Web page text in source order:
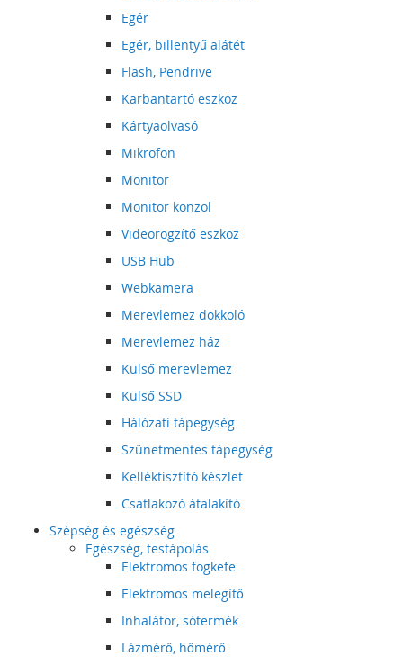
Egér
Egér, billentyű alátét
Flash, Pendrive
Karbantartó eszköz
Kártyaolvasó
Mikrofon
Monitor
Monitor konzol
Videorögzítő eszköz
USB Hub
Webkamera
Merevlemez dokkoló
Merevlemez ház
Külső merevlemez
Külső SSD
Hálózati tápegység
Szünetmentes tápegység
Kelléktisztító készlet
Csatlakozó átalakító
Szépség és egészség
Egészség, testápolás
Elektromos fogkefe
Elektromos melegítő
Inhalátor, sótermék
Lázmérő, hőmérő